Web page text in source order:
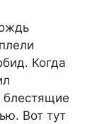
Когда
блестящие
Вот тут